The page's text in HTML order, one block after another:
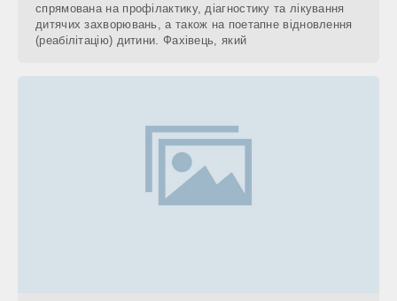
спрямована на профілактику, діагностику та лікування
дитячих захворювань, а також на поетапне відновлення
(реабілітацію) дитини. Фахівець, який